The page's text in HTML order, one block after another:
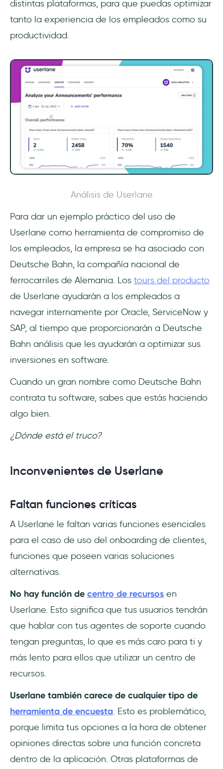
distintas plataformas, para que puedas optimizar
tanto la experiencia de los empleados como su
productividad.
Análisis de Userlane
Para dar un ejemplo práctico del uso de
Userlane como herramienta de compromiso de
los empleados, la empresa se ha asociado con
Deutsche Bahn, la compañía nacional de
ferrocarriles de Alemania. Los tours del producto
de Userlane ayudarán a los empleados a
navegar internamente por Oracle, ServiceNow y
SAP, al tiempo que proporcionarán a Deutsche
Bahn análisis que les ayudarán a optimizar sus
inversiones en software.
Cuando un gran nombre como Deutsche Bahn
contrata tu software, sabes que estás haciendo
algo bien.
¿Dónde está el truco?
Inconvenientes de Userlane
Faltan funciones críticas
A Userlane le faltan varias funciones esenciales
para el caso de uso del onboarding de clientes,
funciones que poseen varias soluciones
alternativas.
No hay función de centro de recursos en
Userlane. Esto significa que tus usuarios tendrán
que hablar con tus agentes de soporte cuando
tengan preguntas, lo que es más caro para ti y
más lento para ellos que utilizar un centro de
recursos.
Userlane también carece de cualquier tipo de
herramienta de encuesta. Esto es problemático,
porque limita tus opciones a la hora de obtener
opiniones directas sobre una función concreta
dentro de la aplicación. Otras plataformas de